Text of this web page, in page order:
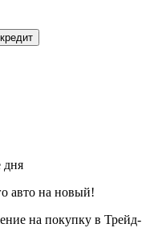
дня
авто на новый!
на покупку в Трейд-